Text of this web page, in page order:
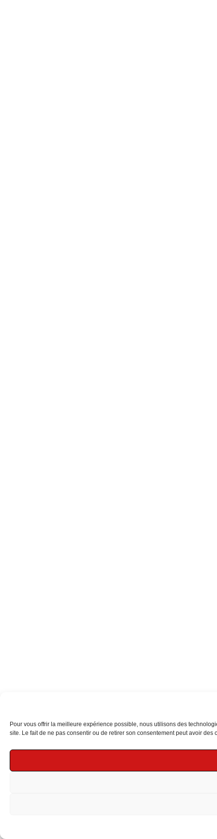
Pour vous offrir la meilleure expérience possible, nous utilisons des
site. Le fait de ne pas consentir ou de retirer son consentement peut avoir